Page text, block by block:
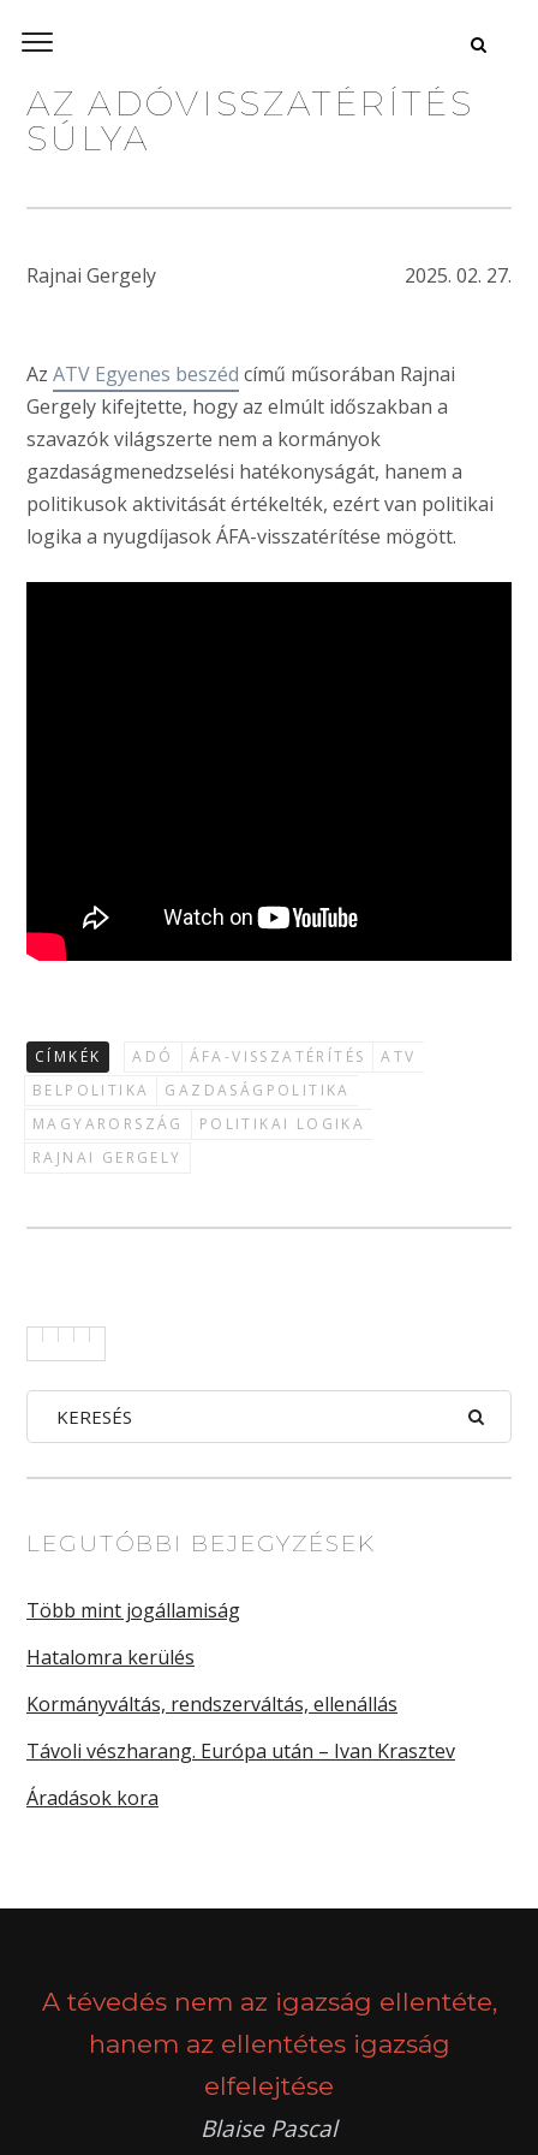
AZ ADÓVISSZATÉRÍTÉS
SÚLYA
Rajnai Gergely 2025. 02. 27.
Az ATV Egyenes beszéd című műsorában Rajnai
Gergely kifejtette, hogy az elmúlt időszakban a
szavazók világszerte nem a kormányok
gazdaságmenedzselési hatékonyságát, hanem a
politikusok aktivitását értékelték, ezért van politikai
logika a nyugdíjasok ÁFA-visszatérítése mögött.
CÍMKÉK ADÓ ÁFA-VISSZATÉRÍTÉS
ATV
BELPOLITIKA
GAZDASÁGPOLITIKA
MAGYARORSZÁG
POLITIKAI LOGIKA
RAJNAI GERGELY
LEGUTÓBBI BEJEGYZÉSEK
Több mint jogállamiság
Hatalomra kerülés
Kormányváltás, rendszerváltás, ellenállás
Távoli vészharang. Európa után – Ivan Krasztev
Áradások kora
A tévedés nem az igazság ellentéte,
hanem az ellentétes igazság
elfelejtése
Blaise Pascal